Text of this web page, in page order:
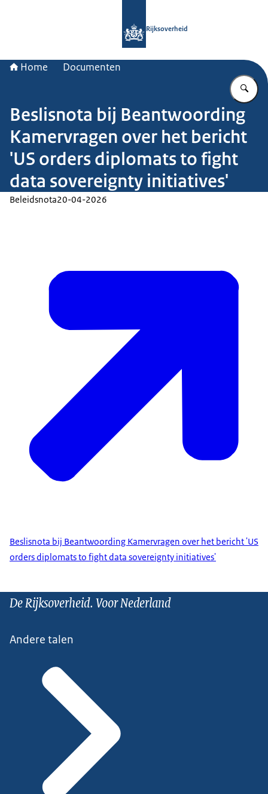
Rijksoverheid
Home Documenten
Beslisnota bij Beantwoording
Kamervragen over het bericht
'US orders diplomats to fight
data sovereignty initiatives'
Beleidsnota20-04-2026
Beslisnota bij Beantwoording Kamervragen over het bericht 'US
orders diplomats to fight data sovereignty initiatives'
De Rijksoverheid. Voor Nederland
Andere talen